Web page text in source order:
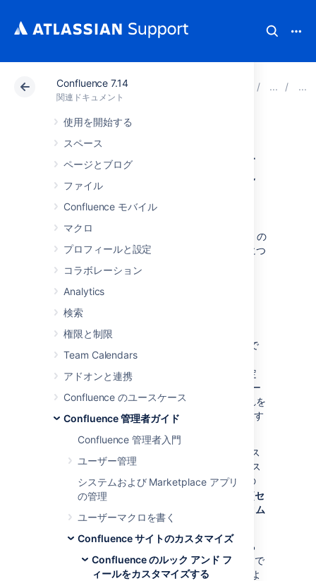
Confluence 7.14
関連ドキュメント
使用を開始する
スペース
ページとブログ
ファイル
Confluence モバイル
マクロ
プロフィールと設定
コラボレーション
Analytics
検索
権限と制限
Team Calendars
アドオンと連携
Confluence のユースケース
Confluence 管理者ガイド
Confluence 管理者入門
ユーザー管理
システムおよび Marketplace アプリ
の管理
ユーザーマクロを書く
Confluence サイトのカスタマイズ
Confluence のルック アンド フ
ィールをカスタマイズする
アトラシアン サポート
CSS で Confluence
のスタイルを変更
する
このページでは、CSS を使用して Confluence の
ルックアンドフィールを変更するための機能につ
いて説明します。
はじめに
カスケーディング スタイル シート（CSS）は
Web ページのスタイリングの業界標準の方法で
す。ページのコンテンツは HTML で描画され、
ルック アンド フィールは CSS ファイルで決定
されます。CSS テキスト ファイルをアップロー
ドするか、単にスタイルシートに入力し、これを
スペースまたは Confluence サイト全体に適用す
既定では、システム管理者のみがスペース
またはサイトの CSS を編集できます。スペース
管理権限を持つすべてのユーザーにスペースの
CSS 編集を許可するには、
] > [セ
スペースのカスタム
スタイルシート
] を選択します。
シームレスにさまざまなブラウザ間で動作する
CSS スタイルの作成は、基本的な Web サイトで
はデリケートなタスクであり、Confluence のよ